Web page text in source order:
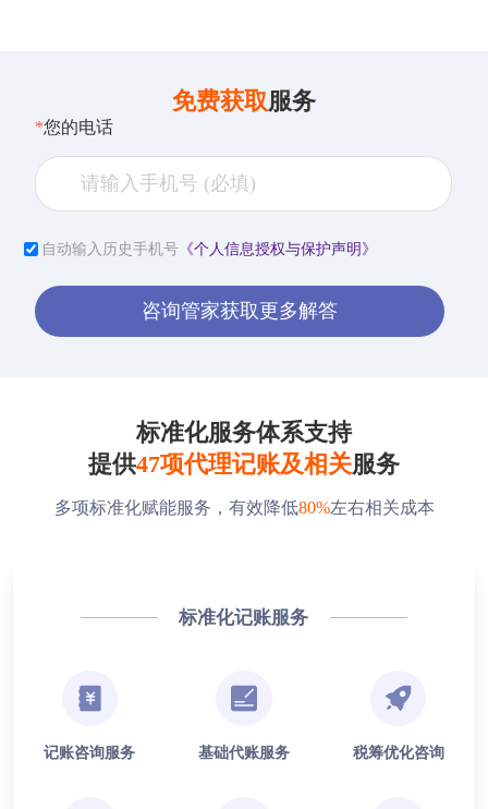
免费获取服务
*您的电话
自动输入历史手机号《个人信息授权与保护声明》
咨询管家获取更多解答
标准化服务体系支持
提供47项代理记账及相关服务
多项标准化赋能服务，有效降低80%左右相关成本
标准化记账服务
记账咨询服务 基础代账服务 税筹优化咨询